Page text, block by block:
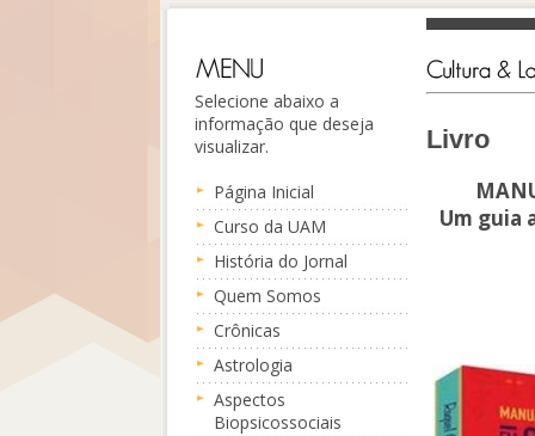
Selecione abaixo a
informação que deseja
visualizar.
Página Inicial
Curso da UAM
História do Jornal
Quem Somos
Crônicas
Astrologia
Aspectos
Biopsicossociais
Livro
Um guia